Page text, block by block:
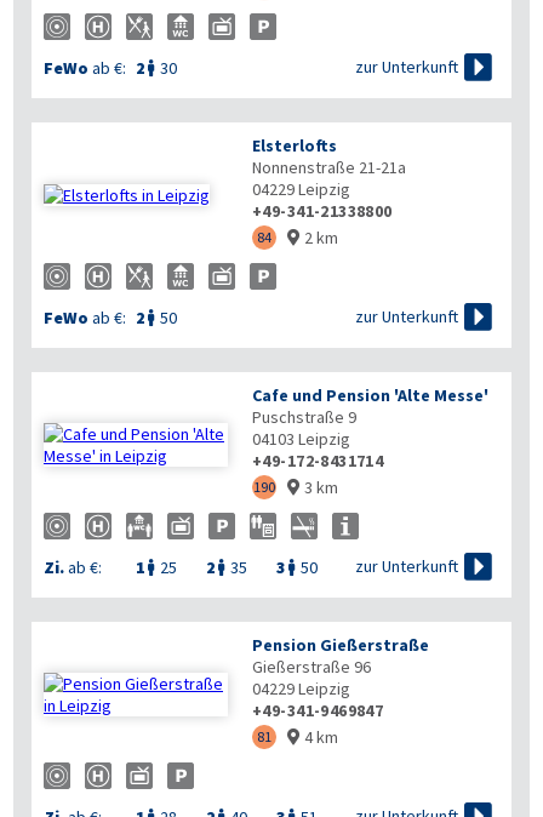
FeWo ab €: 2  30 zur Unterkunft 
Elsterlofts
Nonnenstraße 21-21a
04229Leipzig
+49-341-21338800
84  2 km
FeWo ab €: 2  50 zur Unterkunft 

Cafe und Pension 'Alte Messe'
Puschstraße 9
04103 Leipzig
+49-172-8431714
190  3 km
Zi.ab €: 1  25 2  35 3  50 zur Unterkunft 

Pension Gießerstraße
Gießerstraße 96
04229Leipzig
+49-341-9469847
81  4 km